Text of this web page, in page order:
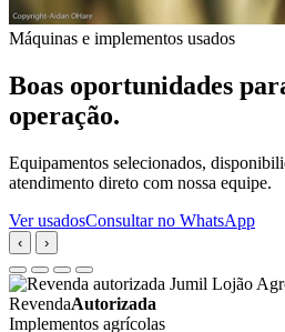
Máquinas e implementos usados
Boas oportunidades
operação.
Equipamentos selecionados,
atendimento direto com nossa equipe.
Ver usadosConsultar no WhatsApp
‹ ›
RevendaAutorizada
Implementos agrícolas